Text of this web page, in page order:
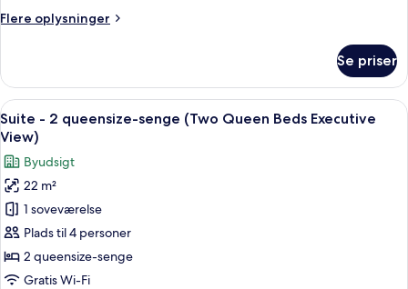
balkon
Bed
with
Balcony)
Flere oplysninger
Flere
-
queensize-
seng
balkon
(One
Queen
Bed
with
Se priser
Indlæs
alle
billeder
af
Suite
-
2
queensize-
senge
Et hotelværelse med to senge, et
1
Suite - 2 queensize-senge (Two Queen Beds Executive
View)
Byudsigt
22 m²
1 soveværelse
Plads til 4 personer
2 queensize-senge
Gratis Wi-Fi